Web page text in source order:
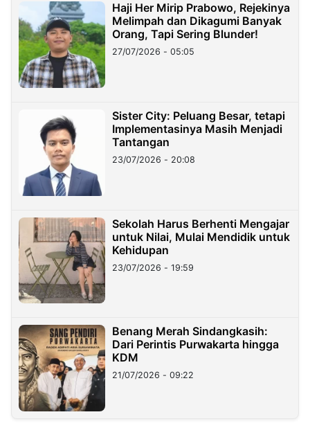
Haji Her Mirip Prabowo, Rejekinya
Melimpah dan Dikagumi Banyak
Orang, Tapi Sering Blunder!
27/07/2026 - 05:05
Sister City: Peluang Besar, tetapi
Implementasinya Masih Menjadi
Tantangan
23/07/2026 - 20:08
Sekolah Harus Berhenti Mengajar
untuk Nilai, Mulai Mendidik untuk
Kehidupan
23/07/2026 - 19:59
Benang Merah Sindangkasih:
Dari Perintis Purwakarta hingga
KDM
21/07/2026 - 09:22